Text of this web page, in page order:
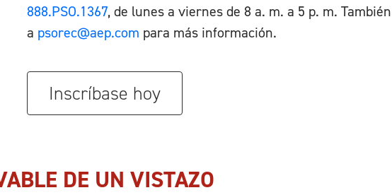
888.PSO.1367, de lunes a viernes de 8 a. m. a 5 p. m.
a psorec@aep.com para más información.
Inscríbase hoy
DE UN VISTAZO